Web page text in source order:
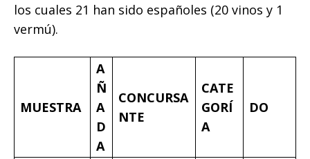
los cuales 21 han sido españoles (20 vinos y 1
vermú).
MUESTRA
A
Ñ
A
D
A
CONCURSA
NTE
CATE
GORÍ
A
DO